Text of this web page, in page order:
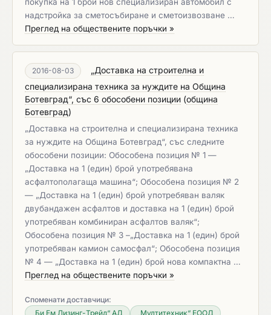
надстройка за сметосъбиране и сметоизвозване …
Преглед на обществените поръчки »
2016-08-03
„Доставка на строителна и
специализирана техника за нуждите на Община
Ботевград“, със 6 обособени позиции (община
Ботевград)
„Доставка на строителна и специализирана техника
за нуждите на Община Ботевград“, със следните
обособени позиции: Обособена позиция № 1 —
„Доставка на 1 (един) брой употребявана
асфалтополагаща машина“; Обособена позиция № 2
— „Доставка на 1 (един) брой употребяван валяк
двубандажен асфалтов и доставка на 1 (един) брой
употребяван комбиниран асфалтов валяк“;
Обособена позиция № 3 –„Доставка на 1 (един) брой
употребяван камион самосфал“; Обособена позиция
№ 4 — „Доставка на 1 (един) брой нова компактна …
Преглед на обществените поръчки »
Споменати доставчици:
„Би Ем Лизинг-Трейд“ АД
„Мултитехник“ ЕООД